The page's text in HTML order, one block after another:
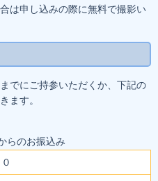
は申し込みの際に無料で撮影い
でにご持参いただくか、下記の
ます。
らのお振込み